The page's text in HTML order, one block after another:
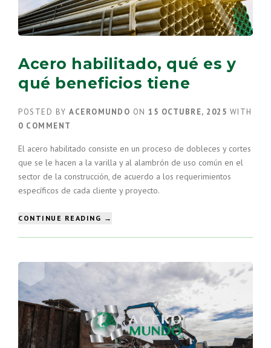
DE
LA
CONSTRUCCIÓN?”
Acero habilitado, qué es y
qué beneficios tiene
POSTED BY ACEROMUNDO ON 15 OCTUBRE, 2025 WITH
0 COMMENT
El acero habilitado consiste en un proceso de dobleces y cortes
que se le hacen a la varilla y al alambrón de uso común en el
sector de la construcción, de acuerdo a los requerimientos
específicos de cada cliente y proyecto.
CONTINUE READING “ACERO
QUÉ
→